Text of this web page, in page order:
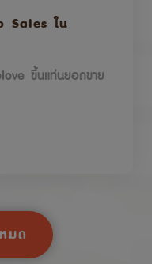
Sales ใน
ขึ้นแท่นยอดขาย
มด